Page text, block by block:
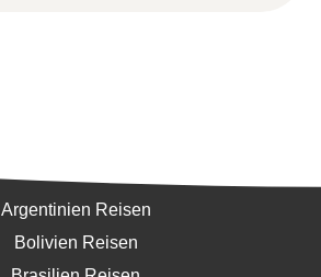
Argentinien Reisen
Bolivien Reisen